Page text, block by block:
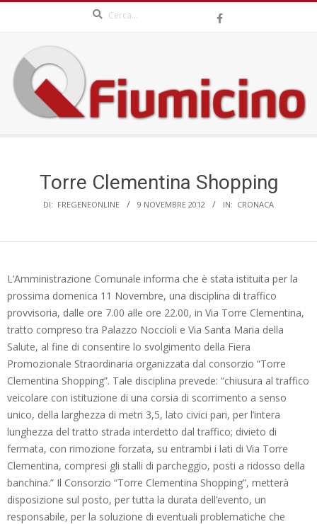
content
QFIUMICINO.COM
Torre Clementina Shopping
DI: FREGENEONLINE 9 NOVEMBRE 2012 IN: CRONACA
L’Amministrazione Comunale informa che è stata istituita per la
prossima domenica 11 Novembre, una disciplina di traffico
provvisoria, dalle ore 7.00 alle ore 22.00, in Via Torre Clementina,
tratto compreso tra Palazzo Noccioli e Via Santa Maria della
Salute, al fine di consentire lo svolgimento della Fiera
Promozionale Straordinaria organizzata dal consorzio “Torre
Clementina Shopping”. Tale disciplina prevede: “chiusura al traffico
veicolare con istituzione di una corsia di scorrimento a senso
unico, della larghezza di metri 3,5, lato civici pari, per l’intera
lunghezza del tratto strada interdetto dal traffico; divieto di
fermata, con rimozione forzata, su entrambi i lati di Via Torre
Clementina, compresi gli stalli di parcheggio, posti a ridosso della
banchina.” Il Consorzio “Torre Clementina Shopping”, metterà
disposizione sul posto, per tutta la durata dell’evento, un
responsabile, per la soluzione di eventuali problematiche che